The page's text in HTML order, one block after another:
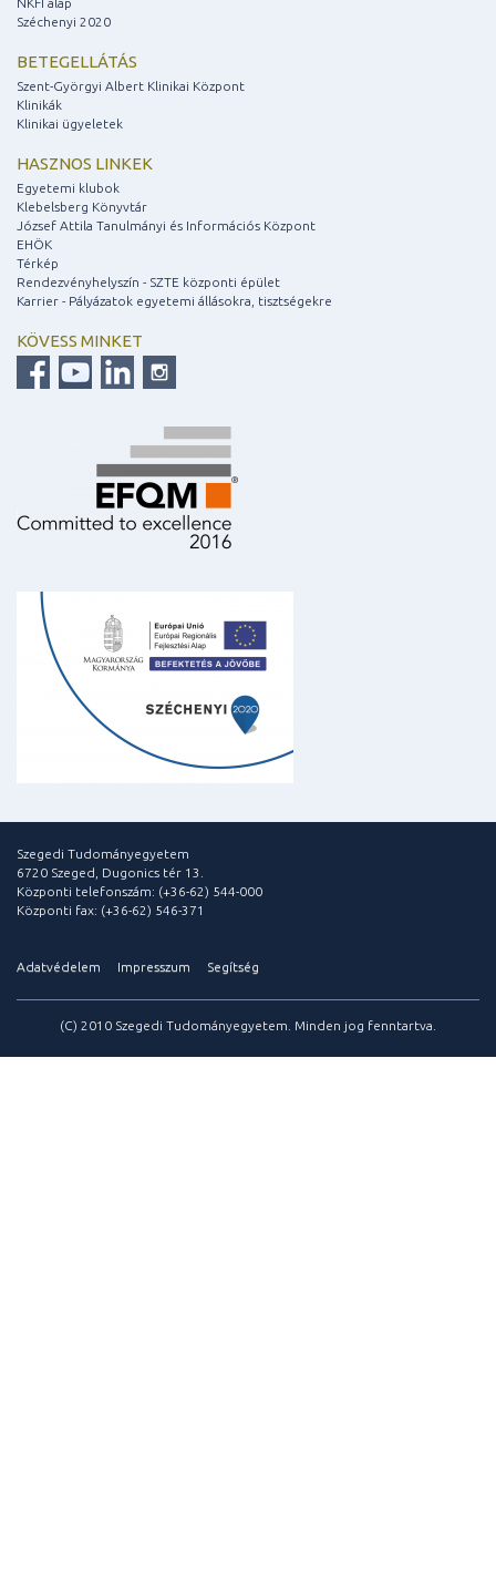
NKFI alap
Széchenyi 2020
BETEGELLÁTÁS
Szent-Györgyi Albert Klinikai Központ
Klinikák
Klinikai ügyeletek
HASZNOS LINKEK
Egyetemi klubok
Klebelsberg Könyvtár
József Attila Tanulmányi és Információs Központ
EHÖK
Térkép
Rendezvényhelyszín - SZTE központi épület
Karrier - Pályázatok egyetemi állásokra, tisztségekre
KÖVESS MINKET
Szegedi Tudományegyetem
6720 Szeged, Dugonics tér 13.
Központi telefonszám: (+36-62) 544-000
Központi fax: (+36-62) 546-371
Adatvédelem Impresszum Segítség
(C) 2010 Szegedi Tudományegyetem. Minden jog fenntartva.